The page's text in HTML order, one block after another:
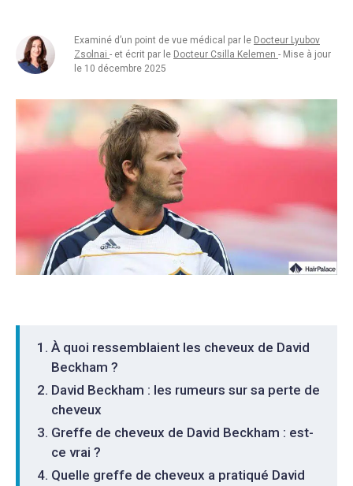
Examiné d’un point de vue médical par le Docteur Lyubov
Zsolnai - et écrit par le Docteur Csilla Kelemen - Mise à jour
le 10 décembre 2025
À quoi ressemblaient les cheveux de David
Beckham ?
David Beckham : les rumeurs sur sa perte de
cheveux
Greffe de cheveux de David Beckham : est-
ce vrai ?
Quelle greffe de cheveux a pratiqué David